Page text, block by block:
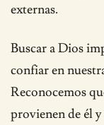
externas.
Buscar a Dios
confiar en
Reconocemos
provienen de él